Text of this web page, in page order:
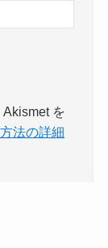
を
法の詳細